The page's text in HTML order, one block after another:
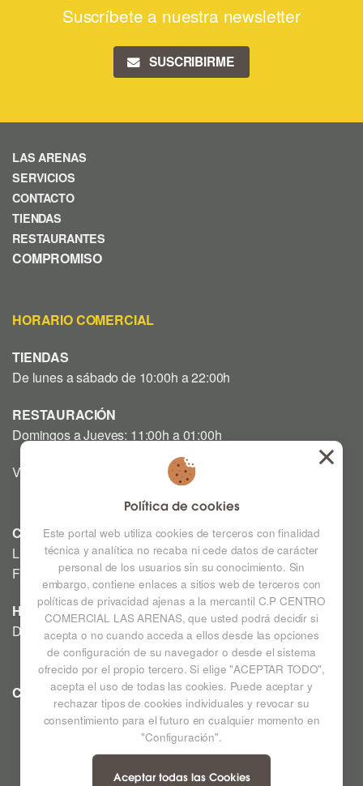
Suscríbete a nuestra newsletter
SUSCRIBIRME
LAS ARENAS
SERVICIOS
CONTACTO
TIENDAS
RESTAURANTES
COMPROMISO
HORARIO COMERCIAL
TIENDAS
De lunes a sábado de 10:00h a 22:00h
RESTAURACIÓN
Domingos a Jueves: 11:00h a 01:00h
Viernes y Sábado: 12:00h a 03:00h
CINE
Lunes a Domingo: Consultar horarios en la Cartelera
Festivos a consultar *
HIPERMERCADO
De lunes a sábado de 09:00h a 22:00h
CC LAS ARENAS Ampliar mapa
Política de cookies
Este portal web utiliza cookies de terceros con finalidad
técnica y analítica no recaba ni cede datos de carácter
personal de los usuarios sin su conocimiento. Sin
embargo, contiene enlaces a sitios web de terceros con
políticas de privacidad ajenas a la mercantil C.P CENTRO
COMERCIAL LAS ARENAS, que usted podrá decidir si
acepta o no cuando acceda a ellos desde las opciones
de configuración de su navegador o desde el sistema
ofrecido por el propio tercero. Si elige "ACEPTAR TODO",
acepta el uso de todas las cookies. Puede aceptar y
rechazar tipos de cookies individuales y revocar su
consentimiento para el futuro en cualquier momento en
"Configuración".
Aceptar todas las Cookies